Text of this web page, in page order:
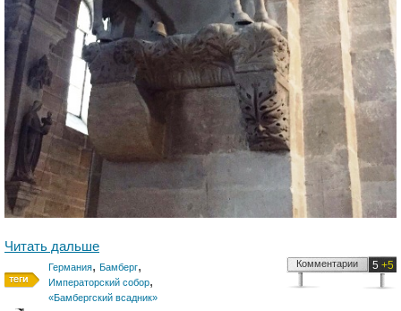
Читать дальше
Германия, Бамберг,
Императорский собор,
«Бамбергский всадник»
5 +5
Комментарии